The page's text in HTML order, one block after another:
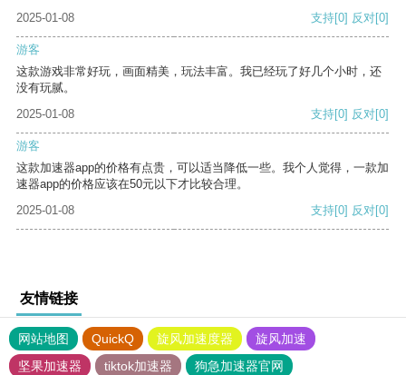
2025-01-08
支持[0] 反对[0]
游客
这款游戏非常好玩，画面精美，玩法丰富。我已经玩了好几个小时，还
没有玩腻。
2025-01-08
支持[0] 反对[0]
游客
这款加速器app的价格有点贵，可以适当降低一些。我个人觉得，一款加
速器app的价格应该在50元以下才比较合理。
2025-01-08
支持[0] 反对[0]
友情链接
网站地图 QuickQ 旋风加速度器
旋风加速
坚果加速器
tiktok加速器
狗急加速器官网